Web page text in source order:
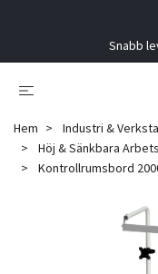
Snabb
Hem Industri &
Höj & Sänkbara
Kontrollrumsbord